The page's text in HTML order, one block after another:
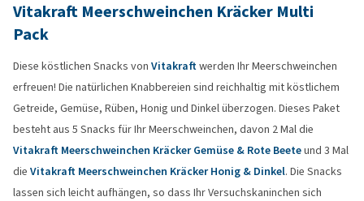
Vitakraft Meerschweinchen Kräcker Multi
Pack
Diese köstlichen Snacks von Vitakraftwerden Ihr Meerschweinchen
erfreuen! Die natürlichen Knabbereien sind reichhaltig mit köstlichem
Getreide, Gemüse, Rüben, Honig und Dinkel überzogen. Dieses Paket
besteht aus 5 Snacks für Ihr Meerschweinchen, davon 2 Mal die
Vitakraft Meerschweinchen Kräcker Gemüse & Rote Beeteund 3 Mal
die Vitakraft Meerschweinchen Kräcker Honig & Dinkel. Die Snacks
lassen sich leicht aufhängen, so dass Ihr Versuchskaninchen sich